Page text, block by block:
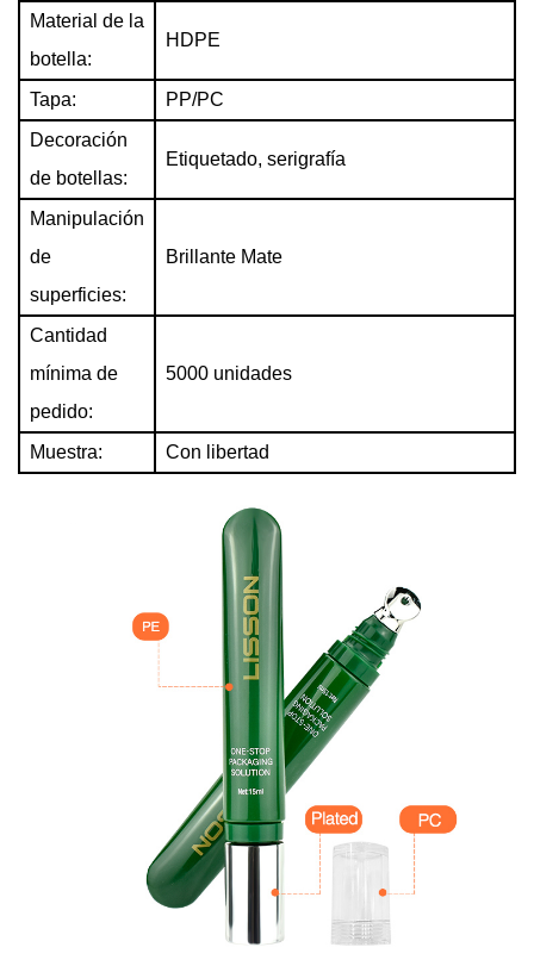
Material de la
botella:
HDPE
Tapa:
PP/PC
Decoración
de botellas:
Etiquetado, serigrafía
Manipulación
de
superficies:
Brillante Mate
Cantidad
mínima de
pedido:
5000 unidades
Muestra: Con libertad